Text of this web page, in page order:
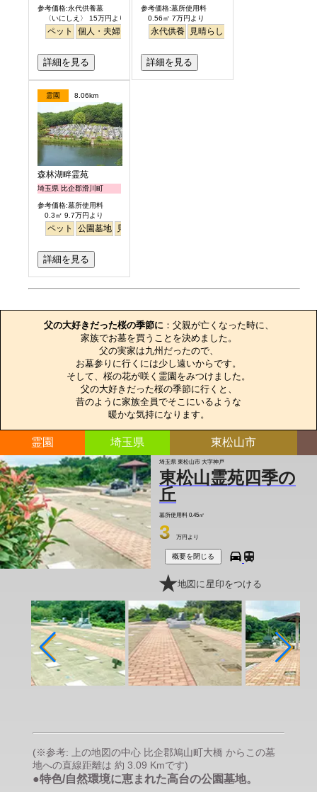
参考価格:永代供養墓
〈いにしえ〉 15万円より
ペット 個人・夫婦 ガーデニング 公園墓地
詳細を見る
参考価格:墓所使用料
0.56㎡ 7万円より
永代供養 見晴らし・眺望
詳細を見る
霊園 8.06km
森林湖畔霊苑
埼玉県 比企郡滑川町
参考価格:墓所使用料
0.3㎡ 9.7万円より
ペット 公園墓地 見晴らし・眺望
詳細を見る
父の大好きだった桜の季節に ：父親が亡くなった時に、
家族でお墓を買うことを決めました。
父の実家は九州だったので、
お墓参りに行くには少し遠いからです。
そして、桜の花が咲く霊園をみつけました。
父の大好きだった桜の季節に行くと、
昔のように家族全員でそこにいるような
暖かな気持になります。
霊園 埼玉県 東松山市
埼玉県 東松山市 大字神戸
東松山霊苑四季の
丘
墓所使用料 0.45㎡
3 万円より
概要を閉じる
地図に星印をつける
(※参考: 上の地図の中心 比企郡鳩山町大橋 からこの墓
地への直線距離は 約 3.09 Kmです)
●特色/自然環境に恵まれた高台の公園墓地。